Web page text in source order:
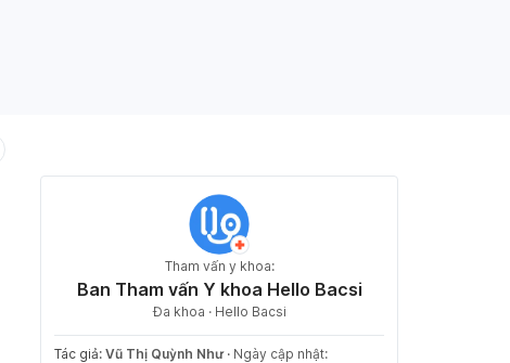
Tham vấn y khoa:
Ban Tham vấn Y khoa Hello Bacsi
Đa khoa · Hello Bacsi
Tác giả: Vũ Thị Quỳnh Như · Ngày cập nhật: